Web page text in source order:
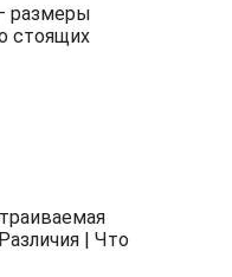
размеры
стоящих
| Что